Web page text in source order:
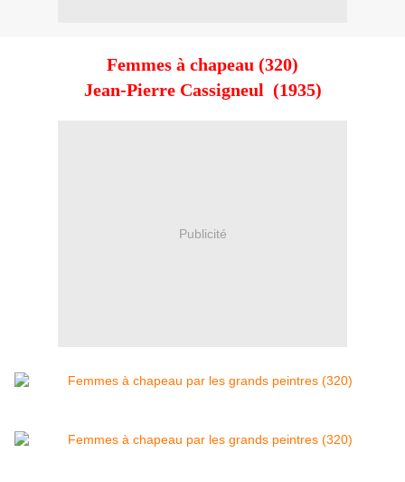
Femmes à chapeau (320)
Jean-Pierre Cassigneul (1935)
Publicité